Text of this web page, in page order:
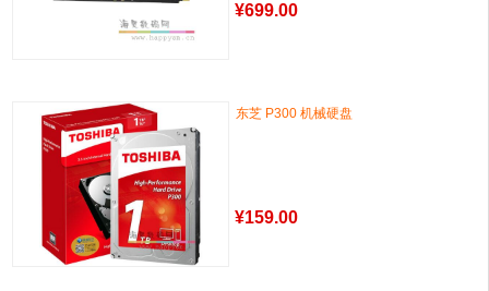
¥699.00
东芝 P300 机械硬盘
¥159.00